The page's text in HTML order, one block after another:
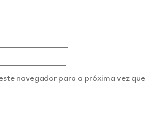
navegador para a próxima vez